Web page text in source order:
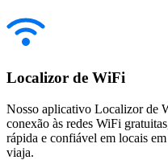
Localizor de WiFi
Nosso aplicativo Localizor de
conexão às redes WiFi
rápida e confiável em locais
viaja.